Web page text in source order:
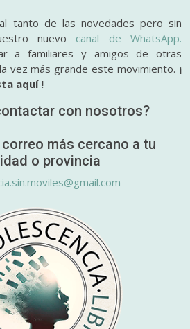
tanto de las novedades pero sin
nuevo canal de WhatsApp.
a familiares y amigos de otras
vez más grande este movimiento. ¡
aquí !
con nosotros?
más cercano a tu
o provincia